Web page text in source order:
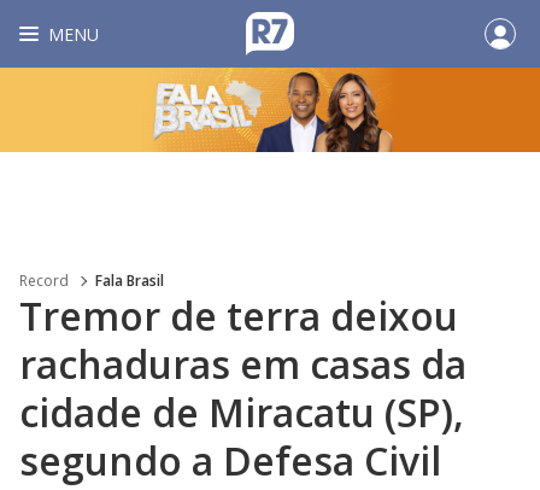
MENU
Record Fala Brasil
Tremor de terra deixou
rachaduras em casas da
cidade de Miracatu (SP),
segundo a Defesa Civil